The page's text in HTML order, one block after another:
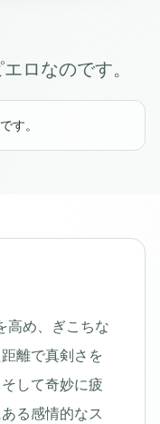
ロなのです。
す。
高め、ぎこちな
離で真剣さを
して奇妙に疲
る感情的なス